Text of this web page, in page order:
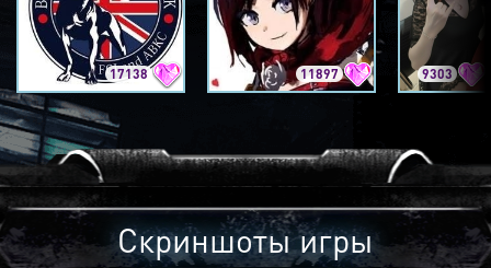
17138 11897 9303
Скриншоты игры